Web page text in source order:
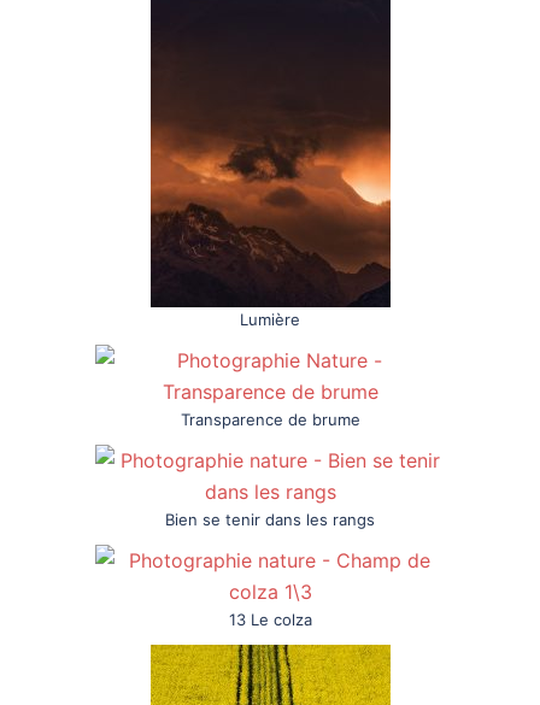
Lumière
Transparence de brume
Bien se tenir dans les rangs
13 Le colza